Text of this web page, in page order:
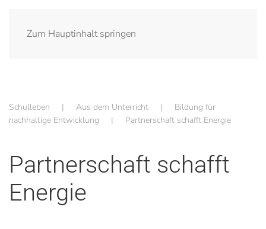
Zum Hauptinhalt springen
Schulleben Aus dem Unterricht
Bildung für
nachhaltige Entwicklung
Partnerschaft schafft Energie
Partnerschaft schafft
Energie